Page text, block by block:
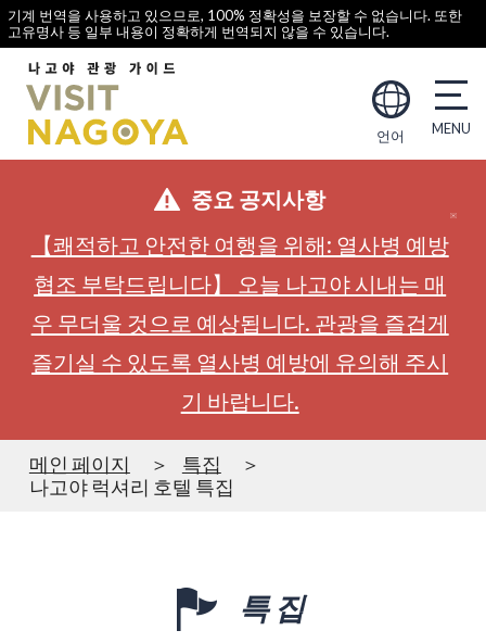
기계 번역을 사용하고 있으므로, 100% 정확성을 보장할 수 없습니다. 또한
고유명사 등 일부 내용이 정확하게 번역되지 않을 수 있습니다.
언어
중요 공지사항
【쾌적하고 안전한 여행을 위해: 열사병 예방
협조 부탁드립니다】 오늘 나고야 시내는 매
우 무더울 것으로 예상됩니다. 관광을 즐겁게
즐기실 수 있도록 열사병 예방에 유의해 주시
기 바랍니다.
메인 페이지
특집
나고야 럭셔리 호텔 특집
특집